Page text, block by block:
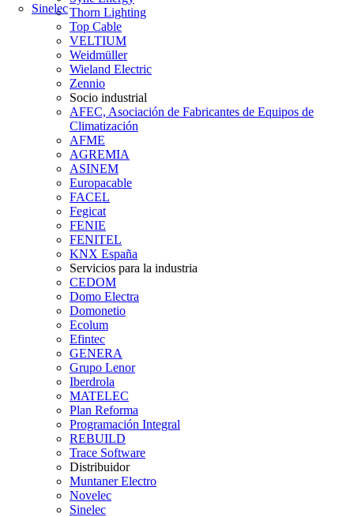
SinelecThorn Lighting
Top Cable
VELTIUM
Weidmüller
Wieland Electric
Zennio
Socio industrial
AFEC, Asociación de Fabricantes de Equipos de
Climatización
AFME
AGREMIA
ASINEM
Europacable
FACEL
Fegicat
FENIE
FENITEL
KNX España
Servicios para la industria
CEDOM
Domo Electra
Domonetio
Ecolum
Efintec
GENERA
Grupo Lenor
Iberdrola
MATELEC
Plan Reforma
Programación Integral
REBUILD
Trace Software
Distribuidor
Muntaner Electro
Novelec
Sinelec